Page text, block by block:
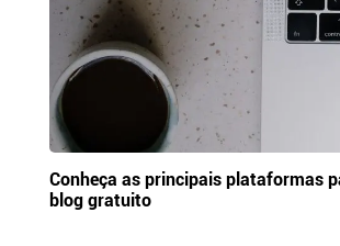
Conheça as principais plataformas
blog gratuito